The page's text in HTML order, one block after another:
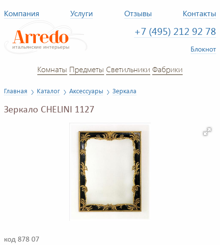
Компания Услуги Отзывы Контакты
+7 (495) 212 92 78
Блокнот
Комнаты Предметы Светильники Фабрики
Главная Каталог Аксессуары Зеркала
Зеркало CHELINI 1127
код 878 07